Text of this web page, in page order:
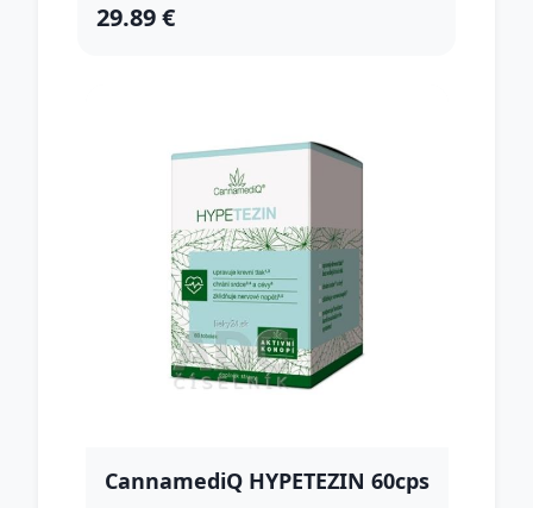
29.89 €
CannamediQ HYPETEZIN 60cps